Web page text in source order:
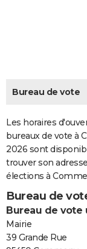
CARTE DE VOEUX
Dictionnaire
Biographies
Citations
Expressions
Proverbes
PROGRAMME TV
COPAINS D'AVANT
FORUM
Bricolage
Lifestyle
Culture
Sport
Auto
Television
Voyage
Cinema
Bureau de vote
Les horaires
bureaux de vote à
2026 sont
trouver son
élections à
Bureau de
Bureau de vote
Mairie
39 Grande Rue